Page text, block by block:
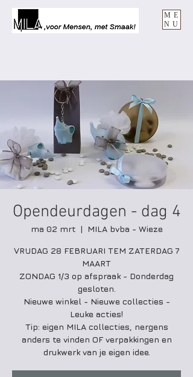
ME
NU
Opendeurdagen - dag 4
ma 02 mrt
  |
MILA bvba - Wieze
VRIJDAG 28 FEBRUARI TEM ZATERDAG 7
MAART
ZONDAG 1/3 op afspraak - Donderdag
gesloten.
Nieuwe winkel - Nieuwe collecties -
Leuke acties!
Tip: eigen MILA collecties, nergens
anders te vinden OF verpakkingen en
drukwerk van je eigen idee.